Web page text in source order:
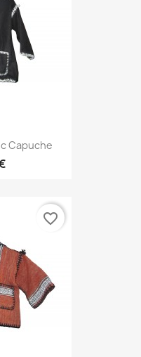
Capuche
favorite_border